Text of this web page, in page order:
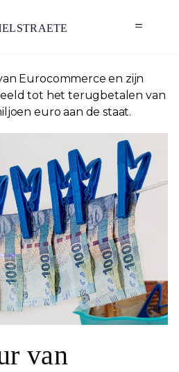
Eurocommerce en zijn
tot het terugbetalen van
euro aan de staat.
van